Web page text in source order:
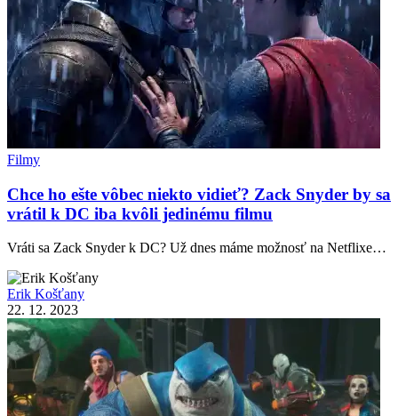
Filmy
Chce ho ešte vôbec niekto vidieť? Zack Snyder by sa
vrátil k DC iba kvôli jedinému filmu
Vráti sa Zack Snyder k DC? Už dnes máme možnosť na Netflixe…
Erik Košťany
22. 12. 2023